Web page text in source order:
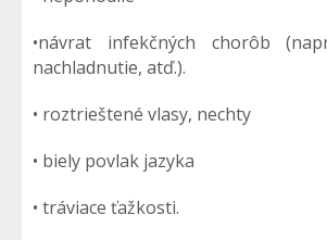
•návrat infekčných chorôb
nachladnutie, atď.).
• roztrieštené vlasy, nechty
• biely povlak jazyka
• tráviace ťažkosti.